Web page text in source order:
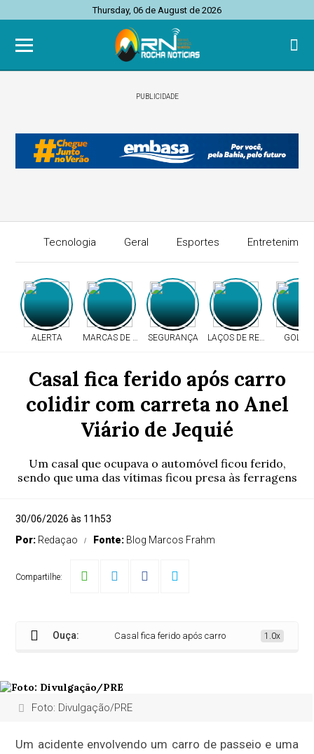
Thursday, 06 de August de 2026
PUBLICIDADE
Tecnologia Geral Esportes
ALERTA MARCAS DE TIROSSEGURANÇA LAÇOS DE RESPEITO
Casal fica ferido após carro
colidir com carreta no Anel
Viário de Jequié
Um casal que ocupava o automóvel ficou ferido,
sendo que uma das vítimas ficou presa às ferragens
30/06/2026 às 11h53
Por: Redaçao Fonte: Blog Marcos Frahm
Compartilhe:
Ouça: Casal fica ferido após carro colidir com carreta no
1.0x
Foto: Divulgação/PRE
Um acidente envolvendo um carro de passeio e uma